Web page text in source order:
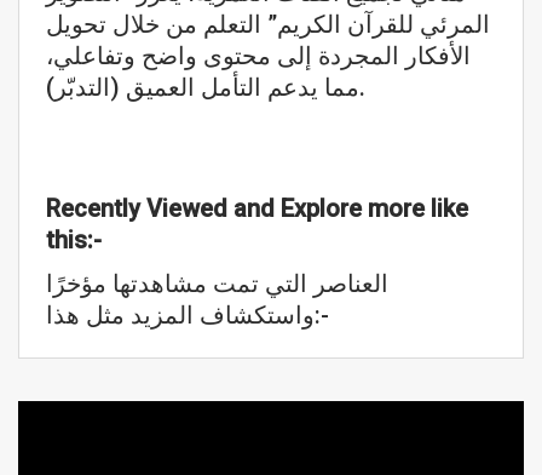
المرئي للقرآن الكريم” التعلم من خلال تحويل
الأفكار المجردة إلى محتوى واضح وتفاعلي،
مما يدعم التأمل العميق (التدبّر).
Recently Viewed and Explore more like
this:-
العناصر التي تمت مشاهدتها مؤخرًا
واستكشاف المزيد مثل هذا:-